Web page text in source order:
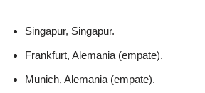
Singapur, Singapur.
Frankfurt, Alemania (empate).
Munich, Alemania (empate).